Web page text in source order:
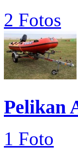
2 Fotos
Pelikan
1 Foto